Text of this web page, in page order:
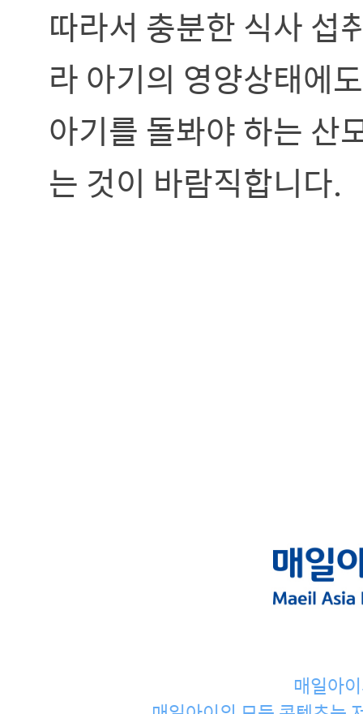
따라서 충분한 식사 섭
라 아기의 영양상태에
아기를 돌봐야 하는 산
는 것이 바람직합니다.
매일아